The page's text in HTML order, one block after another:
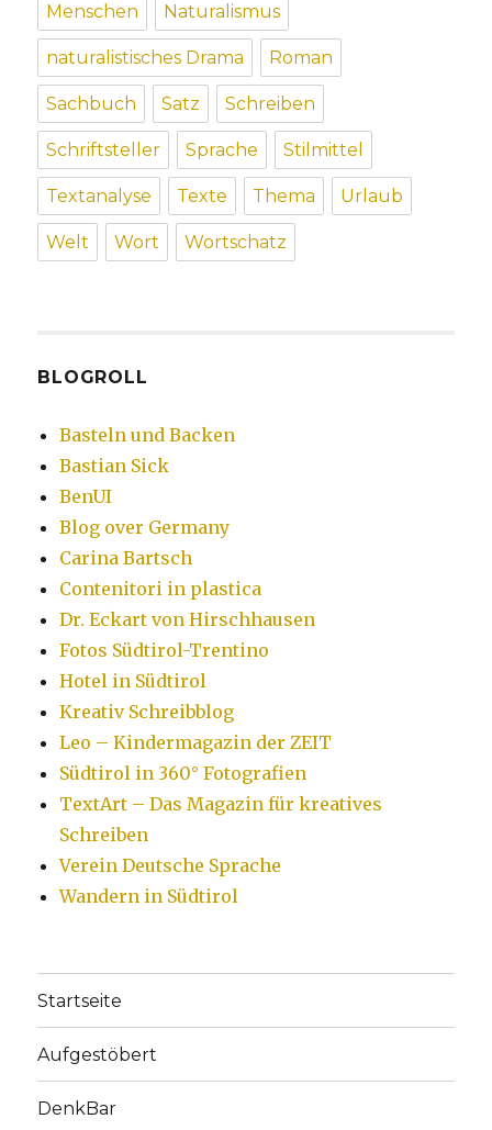
Menschen Naturalismus
naturalistisches Drama Roman
Sachbuch Satz Schreiben
Schriftsteller Sprache Stilmittel
Textanalyse Texte Thema Urlaub
Welt Wort Wortschatz
BLOGROLL
Basteln und Backen
Bastian Sick
BenUI
Blog over Germany
Carina Bartsch
Contenitori in plastica
Dr. Eckart von Hirschhausen
Fotos Südtirol-Trentino
Hotel in Südtirol
Kreativ Schreibblog
Leo – Kindermagazin der ZEIT
Südtirol in 360° Fotografien
TextArt – Das Magazin für kreatives
Schreiben
Verein Deutsche Sprache
Wandern in Südtirol
Startseite
Aufgestöbert
DenkBar